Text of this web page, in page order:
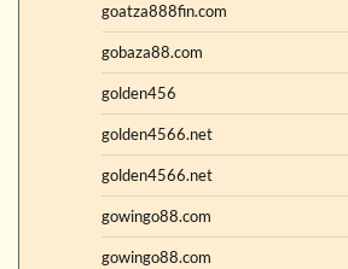
goatza888fin.com
gobaza88.com
golden456
golden4566.net
golden4566.net
gowingo88.com
gowingo88.com